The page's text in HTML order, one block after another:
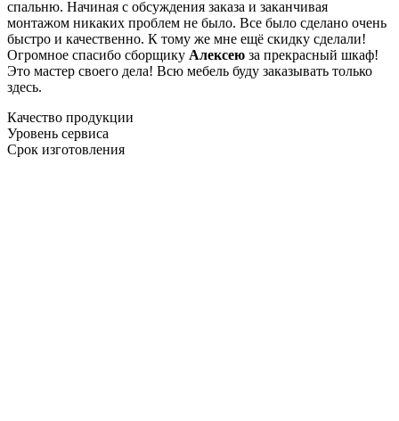
спальню. Начиная с обсуждения заказа и заканчивая
монтажом никаких проблем не было. Все было сделано очень
быстро и качественно. К тому же мне ещё скидку сделали!
Огромное спасибо сборщику Алексею за прекрасный шкаф!
Это мастер своего дела! Всю мебель буду заказывать только
здесь.
Качество продукции
Уровень сервиса
Срок изготовления